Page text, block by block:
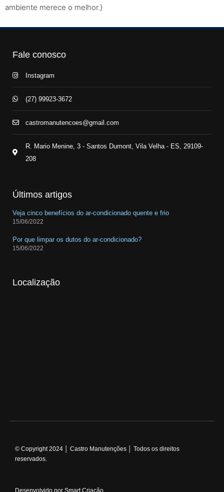
ambiente merece o melhor.}
Fale conosco
Instagram
(27) 99923-3672
castromanutencoes@gmail.com
R. Mario Menine, 3 - Santos Dumont, Vila Velha - ES, 29109-
208
Últimos artigos
Veja cinco benefícios do ar-condicionado quente e frio
15/06/2022
Por que limpar os dutos do ar-condicionado?
15/06/2022
Localização
© Copyright 2024 │ Castro Manutenções │ Todos os direitos
reservados.
Desenvolvido por Smart Criação